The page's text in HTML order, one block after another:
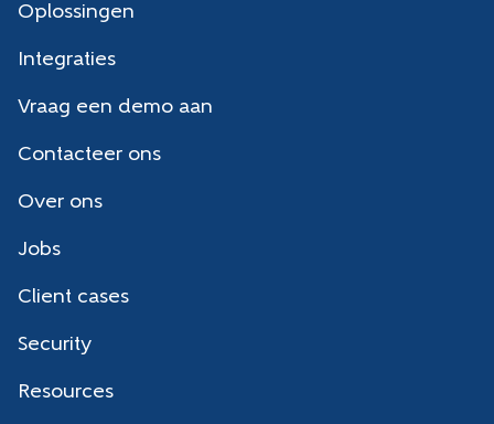
Oplossingen
Integraties
Vraag een demo aan
Contacteer ons
Over ons
Jobs
Client cases
Security
Resources